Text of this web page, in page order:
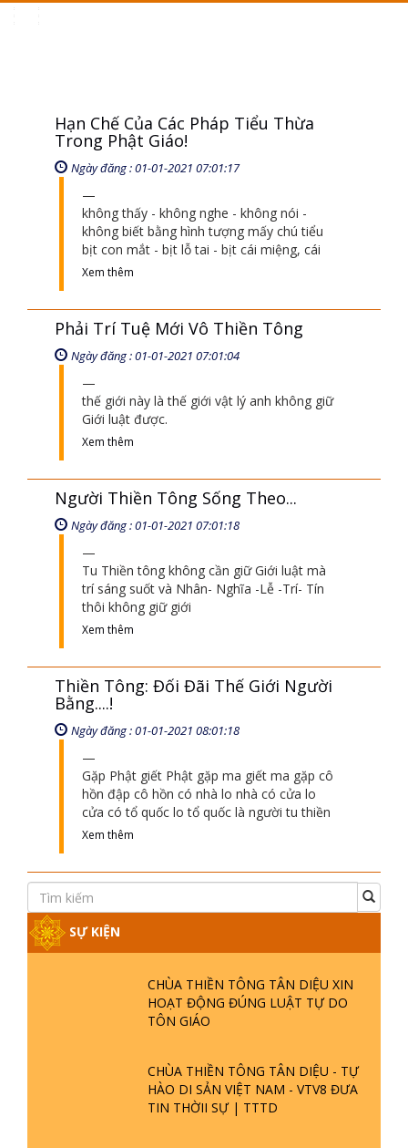
Hạn Chế Của Các Pháp Tiểu Thừa
Trong Phật Giáo!
Ngày đăng : 01-01-2021 07:01:17
không thấy - không nghe - không nói -
không biết bằng hình tượng mấy chú tiểu
bịt con mắt - bịt lỗ tai - bịt cái miệng, cái
Xem thêm
Phải Trí Tuệ Mới Vô Thiền Tông
Ngày đăng : 01-01-2021 07:01:04
thế giới này là thế giới vật lý anh không giữ
Giới luật được.
Xem thêm
Người Thiền Tông Sống Theo...
Ngày đăng : 01-01-2021 07:01:18
Tu Thiền tông không cần giữ Giới luật mà
trí sáng suốt và Nhân- Nghĩa -Lễ -Trí- Tín
thôi không giữ giới
Xem thêm
Thiền Tông: Đối Đãi Thế Giới Người
Bằng....!
Ngày đăng : 01-01-2021 08:01:18
Gặp Phật giết Phật gặp ma giết ma gặp cô
hồn đập cô hồn có nhà lo nhà có cửa lo
cửa có tổ quốc lo tổ quốc là người tu thiền
Xem thêm
SỰ KIỆN
CHÙA THIỀN TÔNG TÂN DIỆU XIN
HOẠT ĐỘNG ĐÚNG LUẬT TỰ DO
TÔN GIÁO
CHÙA THIỀN TÔNG TÂN DIỆU - TỰ
HÀO DI SẢN VIỆT NAM - VTV8 ĐƯA
TIN THỜII SỰ | TTTD